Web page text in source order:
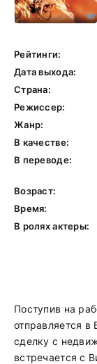
1
2 3
Рейтинги:
Дата выхода:
Страна:
Режиссер:
Жанр:
В качестве:
В переводе:
Возраст:
Время:
В ролях актеры:
Поступив на
отправляется
сделку с
встречается с